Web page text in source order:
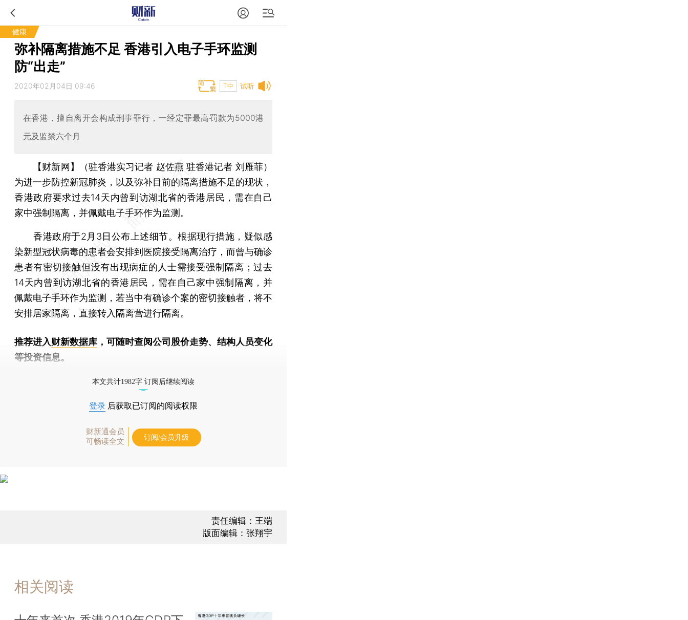
健康
弥补隔离措施不足 香港引入电子手环监测
防“出走”
试听
2020年02月04日 09:46 T中
在香港，擅自离开会构成刑事罪行，一经定罪最高罚款为5000港
元及监禁六个月
【财新网】（驻香港实习记者 赵佐燕 驻香港记者 刘雁菲）
为进一步防控新冠肺炎，以及弥补目前的隔离措施不足的现状，
香港政府要求过去14天内曾到访湖北省的香港居民，需在自己
家中强制隔离，并佩戴电子手环作为监测。
香港政府于2月3日公布上述细节。根据现行措施，疑似感
染新型冠状病毒的患者会安排到医院接受隔离治疗，而曾与确诊
患者有密切接触但没有出现病症的人士需接受强制隔离；过去
14天内曾到访湖北省的香港居民，需在自己家中强制隔离，并
佩戴电子手环作为监测，若当中有确诊个案的密切接触者，将不
安排居家隔离，直接转入隔离营进行隔离。
推荐进入财新数据库 ，可随时查阅公司股价走势、结构人员变化
等投资信息。
本文共计1982字 订阅后继续阅读
登录 后获取已订阅的阅读权限
财新通会员
可畅读全文
订阅/会员升级
责任编辑：王端
版面编辑：张翔宇
相关阅读